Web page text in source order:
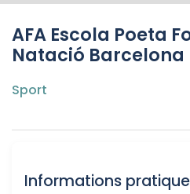
AFA Escola Poeta
Natació Barcelona
Sport
Informations